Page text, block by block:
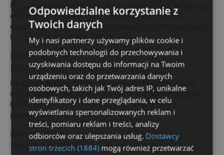
Firma z ugruntowaną pozycją na rynku, od lat działająca w
obszarze systemów teletechnicznych, zabezpieczeń
elektronicznych oraz instalacji fotowoltaicznych, poszukuje
kandydatów na...cena: 7500 zł
Nieruchomości
Działki budowlane Chlewiska
Na sprzedaż dwie działki budowlano-rolne położone w
miejscowości Chlewiska: * Działka nr 498 ? powierzchnia
0,1410 ha (1 410 m?) ? 98 700 zł * Działka nr 499 ?
powierzchnia 0,1446 ha...
Nieruchomości
Działka budowlana Kamionka
Odpowiedzialne korzystanie z
Twoich danych
My i nasi partnerzy używamy plików cookie i
podobnych technologii do przechowywania i
uzyskiwania dostępu do informacji na Twoim
urządzeniu oraz do przetwarzania danych
osobowych, takich jak Twój adres IP, unikalne
identyfikatory i dane przeglądania, w celu
wyświetlania spersonalizowanych reklam i
treści, pomiaru reklam i treści, analizy
odbiorców oraz ulepszania usług. Dostawcy
stron trzecich (1884)mogą również przetwarzać